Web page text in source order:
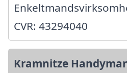
CVR: 43294040
Kramnitze